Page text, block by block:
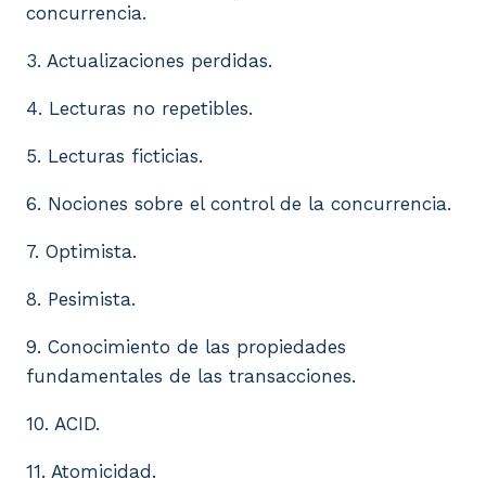
concurrencia.
3. Actualizaciones perdidas.
4. Lecturas no repetibles.
5. Lecturas ficticias.
6. Nociones sobre el control de la concurrencia.
7. Optimista.
8. Pesimista.
9. Conocimiento de las propiedades
fundamentales de las transacciones.
10. ACID.
11. Atomicidad.